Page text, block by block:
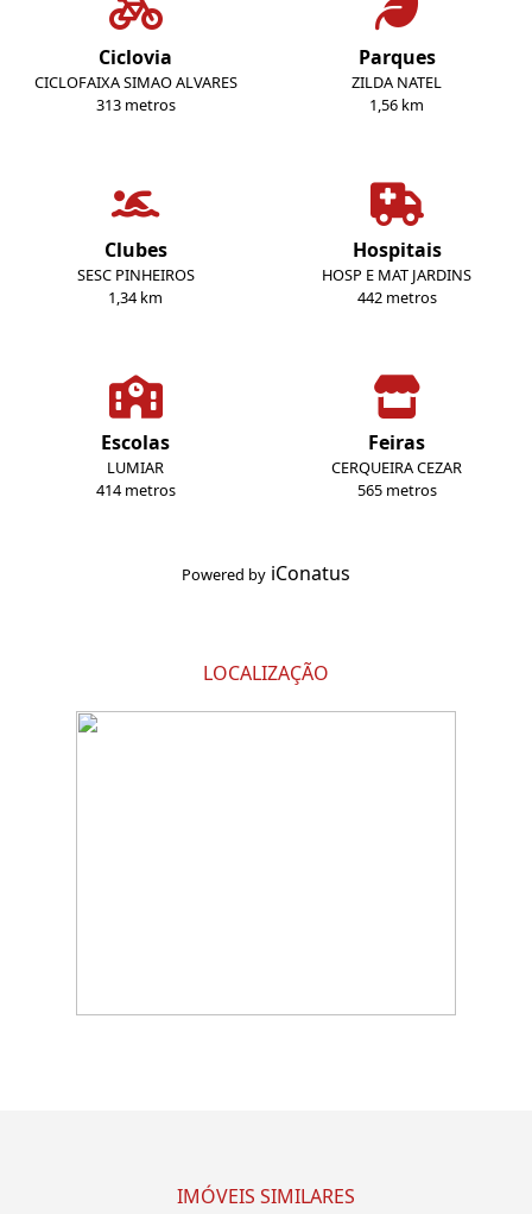
Ciclovia
CICLOFAIXA SIMAO ALVARES
313 metros
Parques
ZILDA NATEL
1,56 km
Clubes
SESC PINHEIROS
1,34 km
Hospitais
HOSP E MAT JARDINS
442 metros
Escolas
LUMIAR
414 metros
Feiras
CERQUEIRA CEZAR
565 metros
Powered by iConatus
LOCALIZAÇÃO
IMÓVEIS SIMILARES